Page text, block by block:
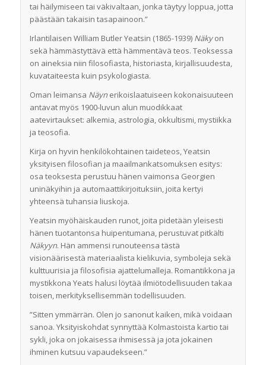
tai häilymiseen tai väkivaltaan, jonka täytyy loppua, jotta
päästään takaisin tasapainoon.”
Irlantilaisen William Butler Yeatsin (1865-1939) Näkyon
sekä hämmästyttävä että hämmentävä teos. Teoksessa
on aineksia niin filosofiasta, historiasta, kirjallisuudesta,
kuvataiteesta kuin psykologiasta.
Oman leimansa Näynerikoislaatuiseen kokonaisuuteen
antavat myös 1900-luvun alun muodikkaat
aatevirtaukset: alkemia, astrologia, okkultismi, mystiikka
ja teosofia.
Kirja on hyvin henkilökohtainen taideteos, Yeatsin
yksityisen filosofian ja maailmankatsomuksen esitys:
osa teoksesta perustuu hänen vaimonsa Georgien
uninäkyihin ja automaattikirjoituksiin, joita kertyi
yhteensä tuhansia liuskoja.
Yeatsin myöhäiskauden runot, joita pidetään yleisesti
hänen tuotantonsa huipentumana, perustuvat pitkälti
Näkyyn. Hän ammensi runouteensa tästä
visionäärisestä materiaalista kielikuvia, symboleja sekä
kulttuurisia ja filosofisia ajattelumalleja. Romantikkona ja
mystikkona Yeats halusi löytää ilmiötodellisuuden takaa
toisen, merkityksellisemmän todellisuuden.
”Sitten ymmärrän. Olen jo sanonut kaiken, mikä voidaan
sanoa. Yksityiskohdat synnyttää Kolmastoista kartio tai
sykli, joka on jokaisessa ihmisessä ja jota jokainen
ihminen kutsuu vapaudekseen.”